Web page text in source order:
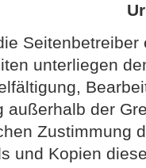
unterliegen
außerhalb der
Zustimmung
und Kopien